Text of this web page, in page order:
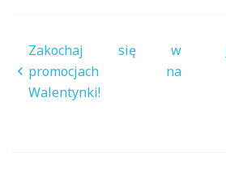
Nawigacja
wpisu
Zakochaj się w
promocjach na
Walentynki!